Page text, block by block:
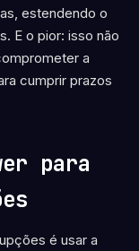
estendendo o
E o pior: isso não
a
cumprir prazos
para
é usar a